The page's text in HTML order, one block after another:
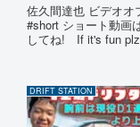
佐久間達也 ビデオオ
#short ショート動画
してね! If it's fun
DRIFT STATION